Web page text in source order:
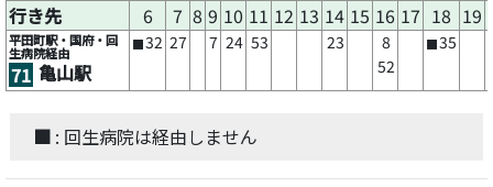
行き先
6 7 8 9 10 11 12 13 14 15 16 17 18 19
平田町駅・国府・回
生病院経由
71 亀山駅
■32 27 7 24 53 23
8
52
■35
■ : 回生病院は経由しません